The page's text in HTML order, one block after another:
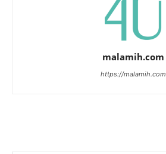
malamih.com
https://malamih.com